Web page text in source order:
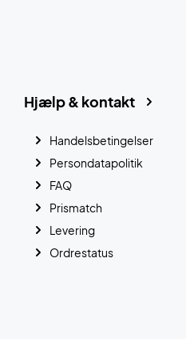
Hjælp & kontakt
Handelsbetingelser
Persondatapolitik
FAQ
Prismatch
Levering
Ordrestatus